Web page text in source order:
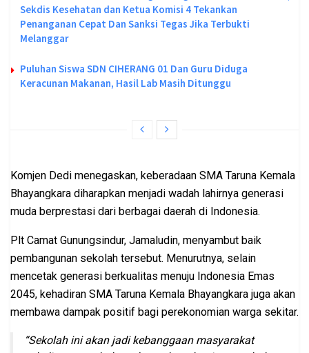
Sekdis Kesehatan dan Ketua Komisi 4 Tekankan
Penanganan Cepat Dan Sanksi Tegas Jika Terbukti
Melanggar
Puluhan Siswa SDN CIHERANG 01 Dan Guru Diduga
Keracunan Makanan, Hasil Lab Masih Ditunggu
Komjen Dedi menegaskan, keberadaan SMA Taruna Kemala
Bhayangkara diharapkan menjadi wadah lahirnya generasi
muda berprestasi dari berbagai daerah di Indonesia.
Plt Camat Gunungsindur, Jamaludin, menyambut baik
pembangunan sekolah tersebut. Menurutnya, selain
mencetak generasi berkualitas menuju Indonesia Emas
2045, kehadiran SMA Taruna Kemala Bhayangkara juga akan
membawa dampak positif bagi perekonomian warga sekitar.
“Sekolah ini akan jadi kebanggaan masyarakat